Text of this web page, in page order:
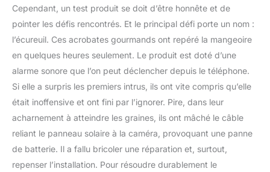
Cependant, un test produit se doit d’être honnête et de
pointer les défis rencontrés. Et le principal défi porte un nom :
l’écureuil. Ces acrobates gourmands ont repéré la mangeoire
en quelques heures seulement. Le produit est doté d’une
alarme sonore que l’on peut déclencher depuis le téléphone.
Si elle a surpris les premiers intrus, ils ont vite compris qu’elle
était inoffensive et ont fini par l’ignorer. Pire, dans leur
acharnement à atteindre les graines, ils ont mâché le câble
reliant le panneau solaire à la caméra, provoquant une panne
de batterie. Il a fallu bricoler une réparation et, surtout,
repenser l’installation. Pour résoudre durablement le